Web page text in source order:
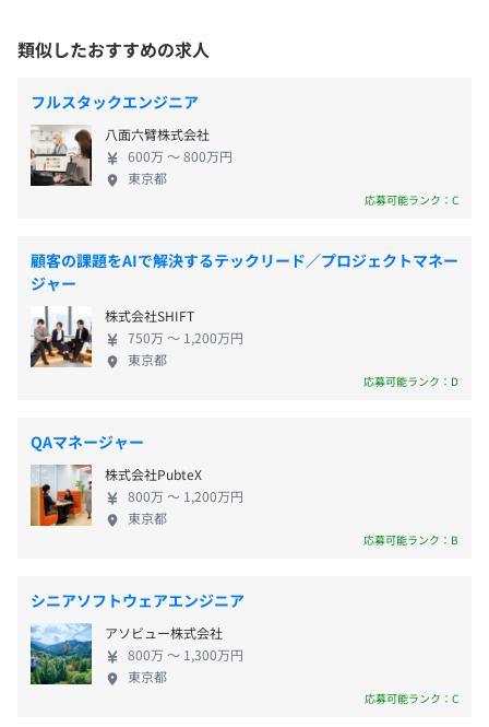
翌月から反映されます。
単価と連動した評価なので営業活動が給与アップに直結し
ます。
そのため営業は単価アップを目標に設定し、
来年を見据えたアサインをすることでスキル＆年収アップ
例：単価70→508万円
↓
単価65→508万円★据え置き
↓
単価75→546万円★単価UP
す。
平均残業時間：平均7時間／月
【年間休日125日】
■完全週休2日制（土日）
■夏季休暇（3日）
■年末年始（5日）
■有給休暇
■慶弔休暇
■特別休暇
■交通費支給（月5万円まで）
■時間外手当（超過分を全額支給）
■役職手当
■リモートワーク手当（月4000円）
きちんと評価。 日々の努力が給与に反映されるた
め、仕事にやりがいを持てるはずです。 また、万が
一待機となっても給与は満額お支払いします（現状
は待機率0％） 『エンジニアの転職は“昇給できる会
社”で選んでほしい』 弊社は単価評価制度を採用して
いるため、スキルによって明確に給与に反映される
仕組みです。 ・年収実例 48歳/800万円/PM 46歳/650
49歳/650万円/SE(要件定義～) 46歳/720万円/PL,PM
48歳/720万円/PM 50歳/940万円/PM ※平均年収600
万円、年収中央値560万円 ◎エンジニアとしてレベ
ルアップできる評価＆教育制度 社内のエンジニア同
士で5名ほどのチームを作っているので、経験豊富な
先輩エンジニアがマネージャーとして経験の浅いメ
の不安や悩みもエンジニアとしての立場で汲み取
り、営業へ意見を述べてメンバーが働きやすい環境
を整えていくこともマネージャーの役割です。 身近
な先輩からもアドバイスをもらいながら成長の糧を
規顧客の獲得に注力していきます。 これまでどお
り、2次・3次請けではなく最適なITソリューション
を提供する経営体制のまま、事業を拡大していく予
定です。 活躍のフィールドが広がる当社の成長の波
に乗って、あなたも成長していただける環境です。
類似したおすすめの求人
フルスタックエンジニア
八面六臂株式会社
600万 〜 800万円
東京都
応募可能ランク：C
顧客の課題をAIで解決するテックリード／プロジェクトマネー
ジャー
株式会社SHIFT
750万 〜 1,200万円
東京都
応募可能ランク：D
QAマネージャー
株式会社PubteX
800万 〜 1,200万円
東京都
応募可能ランク：B
シニアソフトウェアエンジニア
アソビュー株式会社
800万 〜 1,300万円
東京都
応募可能ランク：C